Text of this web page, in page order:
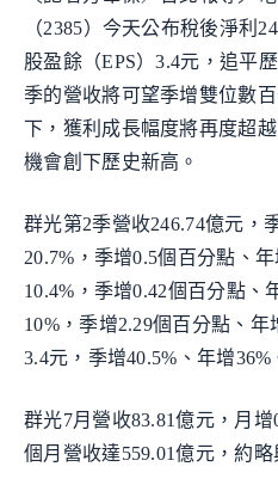
（2385）今天公布稅後淨利
股盈餘（EPS）3.4元，追平
季的營收將可望季增雙位數
下，獲利成長幅度將再度超
機會創下歷史新高。
群光第2季營收246.74億元，
20.7%，季增0.5個百分點、
10.4%，季增0.42個百分點、
10%，季增2.29個百分點、
3.4元，季增40.5%、年增36%
群光7月營收83.81億元，月
個月營收達559.01億元，約略